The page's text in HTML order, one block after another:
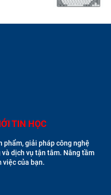
TIN HỌC
phẩm, giải pháp công nghệ
dịch vụ tận tâm. Nâng tầm
việc của bạn.